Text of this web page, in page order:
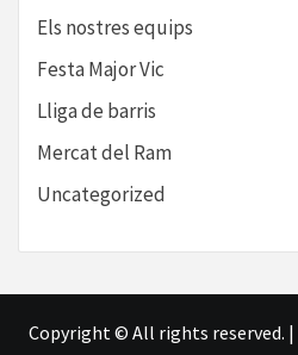
Els nostres equips
Festa Major Vic
Lliga de barris
Mercat del Ram
Uncategorized
Copyright © All rights reserved. |